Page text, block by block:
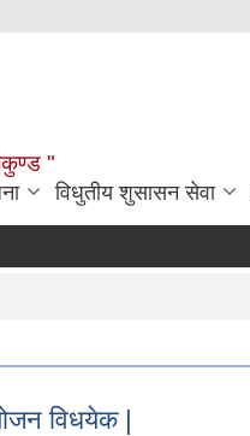
"
विधुतीय शुसासन सेवा
विधयेक |